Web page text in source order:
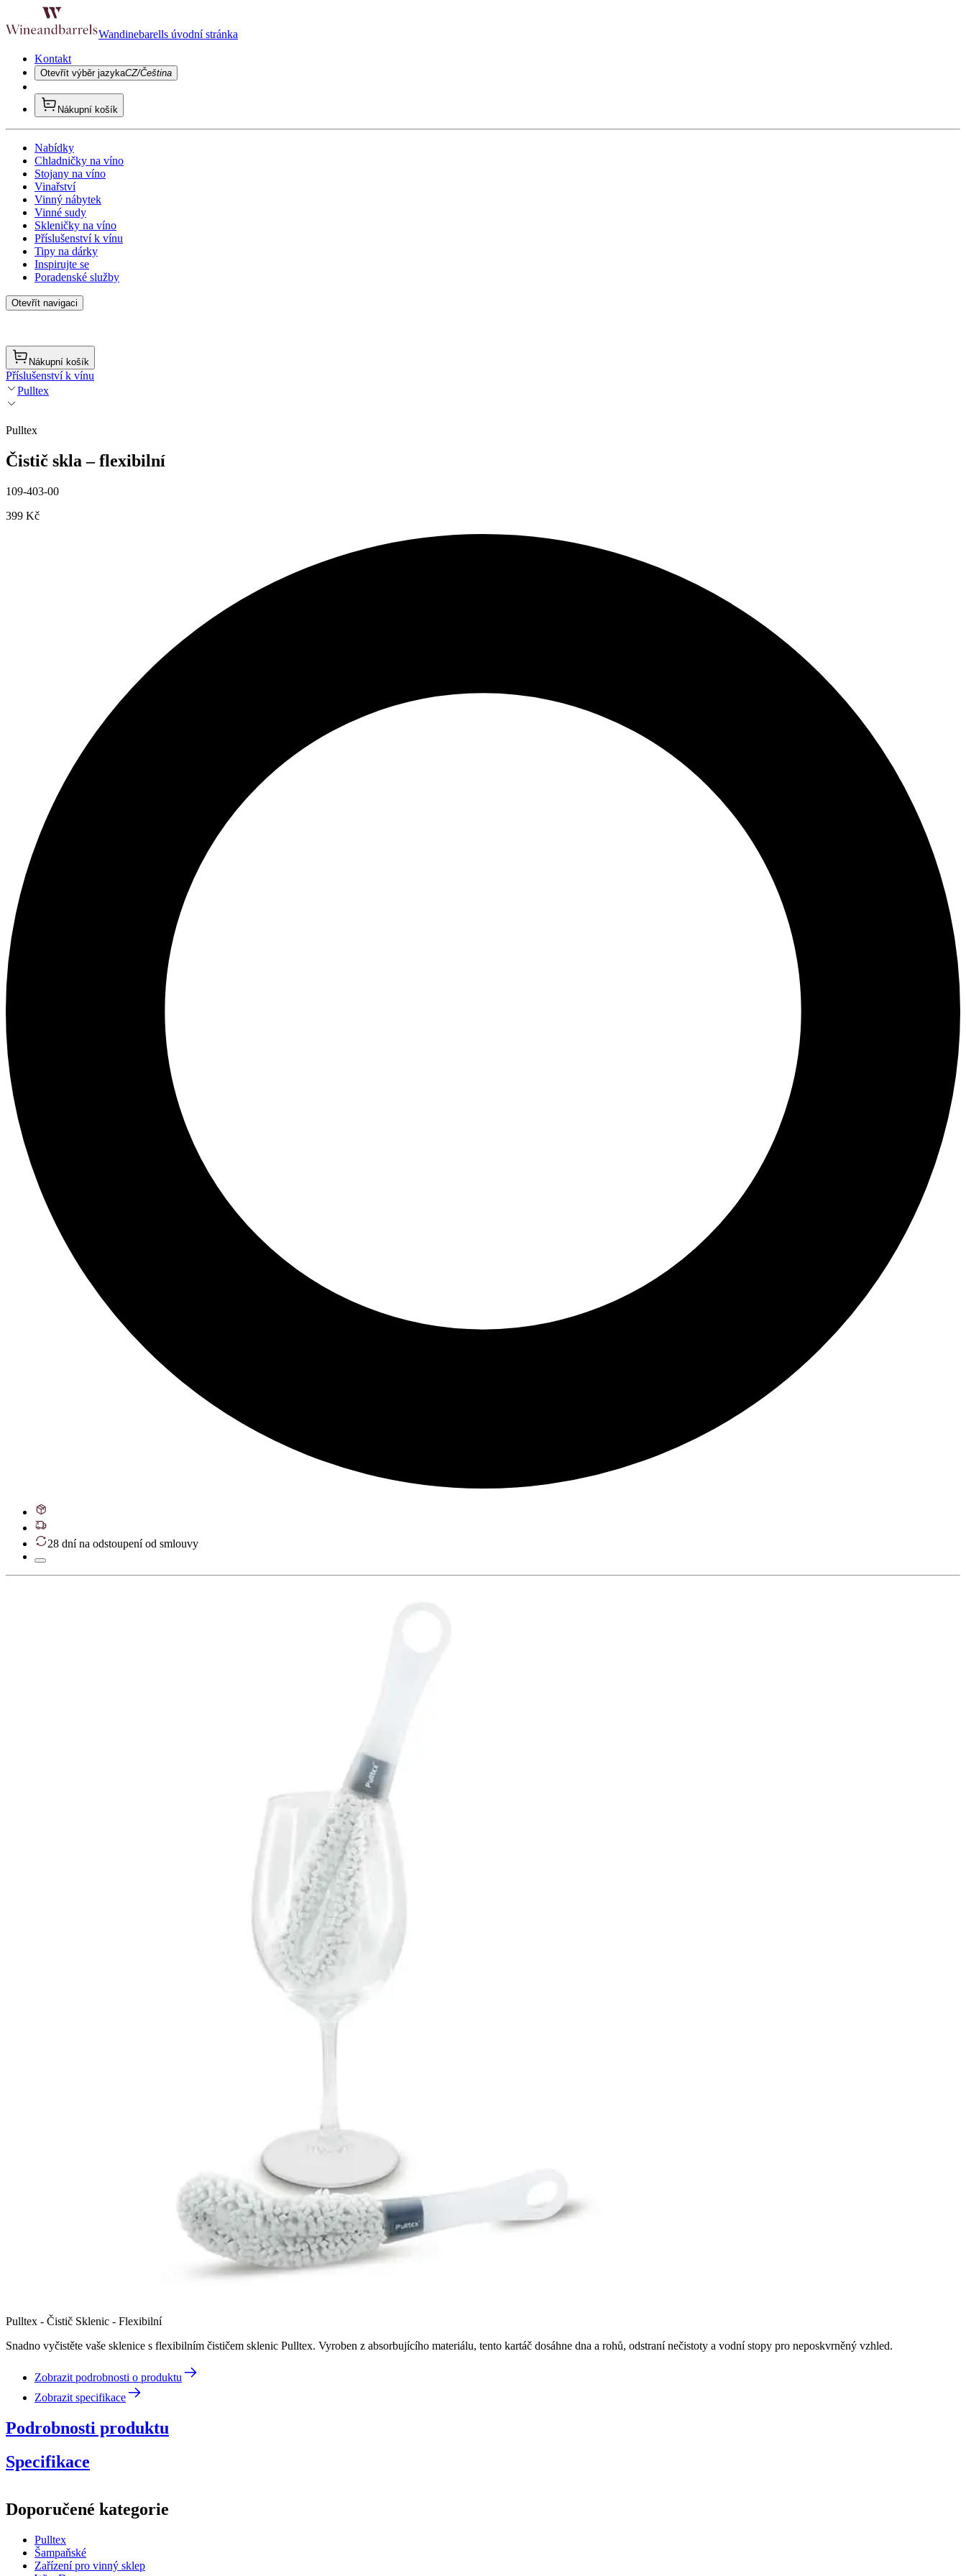
Wandinebarells úvodní stránka
Kontakt
Otevřít výběr jazykaCZ/Čeština
Nákupní košík
Nabídky
Chladničky na víno
Stojany na víno
Vinařství
Vinný nábytek
Vinné sudy
Skleničky na víno
Příslušenství k vínu
Tipy na dárky
Inspirujte se
Poradenské služby
Otevřít navigaci
Nákupní košík
Příslušenství k vínu
Pulltex
Pulltex
Čistič skla – flexibilní
109-403-00
399 Kč
28 dní na odstoupení od smlouvy
Pulltex - Čistič Sklenic - Flexibilní
Snadno vyčistěte vaše sklenice s flexibilním čističem sklenic Pulltex. Vyroben z absorbujícího materiálu, tento kartáč dosáhne dna a rohů, odstraní nečistoty a vodní stopy pro neposkvrněný vzhled.
Zobrazit podrobnosti o produktu
Zobrazit specifikace
Podrobnosti produktu
Specifikace
Číslo produktu109-403-00
Rozměry (ŠxVxH cm)
Hmotnost (kg)0.15
Doporučené kategorie
Pulltex
Šampaňské
Zařízení pro vinný sklep